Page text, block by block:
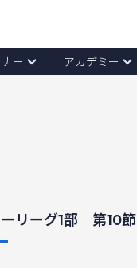
ー アカデミー
リーグ1部 第10節